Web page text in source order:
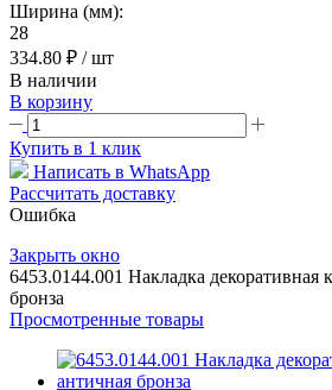
Ширина (мм):
28
334.80 ₽ / шт
В наличии
В корзину
Купить в 1 клик
Написать в WhatsApp
Рассчитать доставку
Ошибка
Закрыть окно
6453.0144.001 Накладка декоративная
бронза
Просмотренные товары